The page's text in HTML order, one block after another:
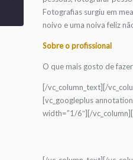
Fotografias surgiu em
noivo e uma noiva feliz
Sobre o profissional
O que mais gosto de
[/vc_column_text][/
[vc_googleplus
width=”1/6″][/